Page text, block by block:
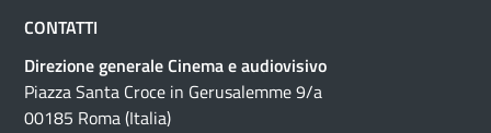
CONTATTI
Direzione generale Cinema e audiovisivo
Piazza Santa Croce in Gerusalemme 9/a
00185 Roma (Italia)